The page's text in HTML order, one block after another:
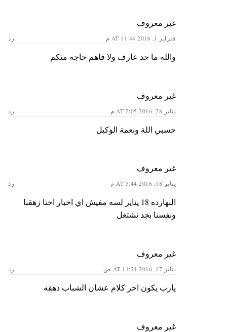
غير معروف
فبراير 1, 2016 AT 11:44 م رد
والله ما حد عارف ولا فاهم حاجه منكم
غير معروف
يناير 28, 2016 AT 2:05 م رد
حسبي اللة ونعمة الوكيل
غير معروف
يناير 18, 2016 AT 5:44 م رد
النهارده 18 يناير لسه مفيش اي اخبار احنا زهقنا
ونفسنا بجد نشتغل
غير معروف
يناير 17, 2016 AT 11:24 ص رد
يارب يكون اخر كلام عشان الشباب ذهقه
غير معروف